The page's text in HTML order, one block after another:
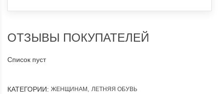
ОТЗЫВЫ ПОКУПАТЕЛЕЙ
Список пуст
КАТЕГОРИИ: ЖЕНЩИНАМ , ЛЕТНЯЯ ОБУВЬ